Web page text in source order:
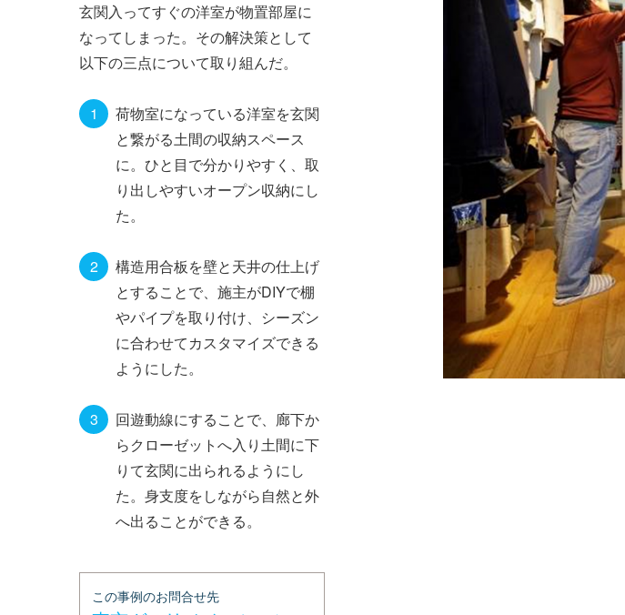
玄関入ってすぐの洋室が物置部屋に
なってしまった。その解決策として
以下の三点について取り組んだ。
荷物室になっている洋室を玄関
と繋がる土間の収納スペース
に。ひと目で分かりやすく、取
り出しやすいオープン収納にし
た。
構造用合板を壁と天井の仕上げ
とすることで、施主がDIYで棚
やパイプを取り付け、シーズン
に合わせてカスタマイズできる
ようにした。
回遊動線にすることで、廊下か
らクローゼットへ入り土間に下
りて玄関に出られるようにし
た。身支度をしながら自然と外
へ出ることができる。
この事例のお問合せ先